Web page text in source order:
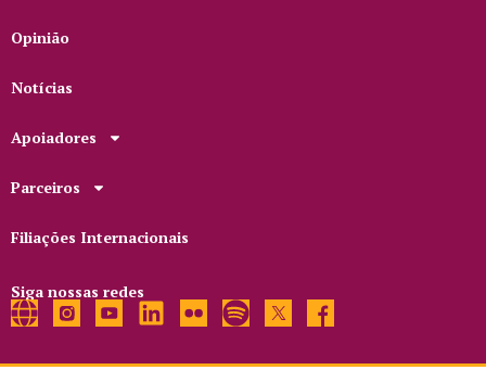
Opinião
Notícias
Apoiadores
Parceiros
Filiações Internacionais
Siga nossas redes